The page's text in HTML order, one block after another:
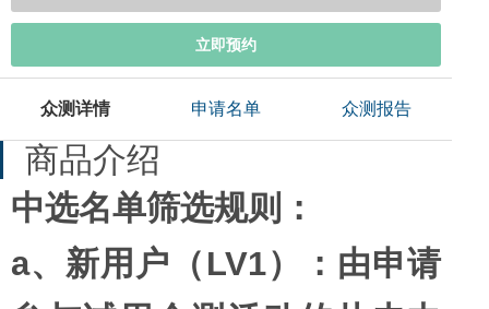
立即预约
众测详情 申请名单 众测报告
商品介绍
中选名单筛选规则：
a、新用户（LV1）：由申请